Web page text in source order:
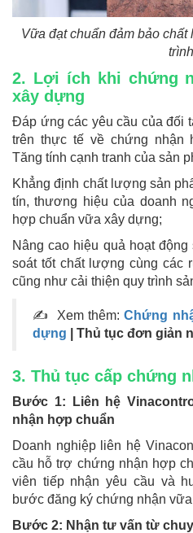
Vữa đạt chuẩn đảm bảo
trình
2. Lợi ích khi chứng
xây dựng
Đáp ứng các yêu cầu của đối
trên thực tế về chứng nhận
Tăng tính cạnh tranh của sản
Khẳng định chất lượng sản
tín, thương hiệu của doanh
hợp chuẩn vữa xây dựng;
Nâng cao hiệu quả hoạt
soát tốt chất lượng cùng các
cũng như cải thiện quy trình
✍ Xem thêm:Chứng
dựng | Thủ tục đơn giản
3. Thủ tục cấp chứng
Bước 1: Liên hệ
nhận hợp chuẩn
Doanh nghiệp liên hệ
cầu hỗ trợ chứng nhận hợp
viên tiếp nhận yêu cầu và
bước đăng ký chứng nhận
Bước 2: Nhận tư vấn từ